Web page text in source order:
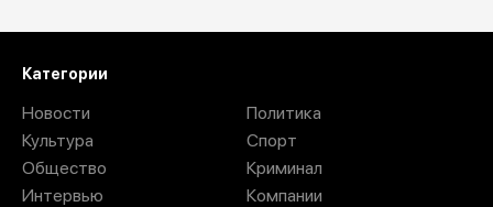
Категории
Новости
Культура
Общество
Интервью
Политика
Спорт
Криминал
Компании